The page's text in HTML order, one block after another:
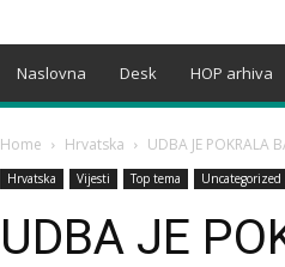
Naslovna Desk HOP arhiva
Home Hrvatska UDBA JE POKRALA
Hrvatska Vijesti Top tema Uncategorized
UDBA JE